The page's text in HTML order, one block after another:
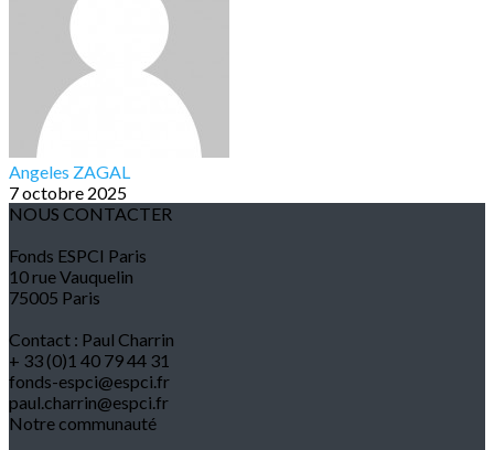
Angeles ZAGAL
7 octobre 2025
NOUS CONTACTER
Fonds ESPCI Paris
10 rue Vauquelin
75005 Paris
Contact : Paul Charrin
+ 33 (0)1 40 79 44 31
fonds-espci@espci.fr
paul.charrin@espci.fr
Notre communauté